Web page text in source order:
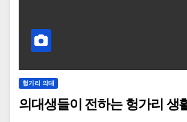
헝가리 의대
의대생들이 전하는 헝가리 생